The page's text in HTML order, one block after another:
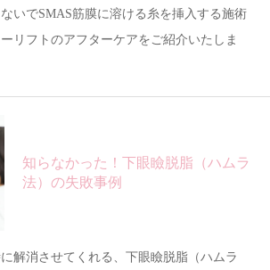
いでSMAS筋膜に溶ける糸を挿入する施術
リフトのアフターケアをご紹介いたしま
知らなかった！下眼瞼脱脂（ハムラ
法）の失敗事例
解消させてくれる、下眼瞼脱脂（ハムラ